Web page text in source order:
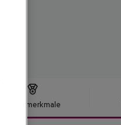
Hotelmerkmale